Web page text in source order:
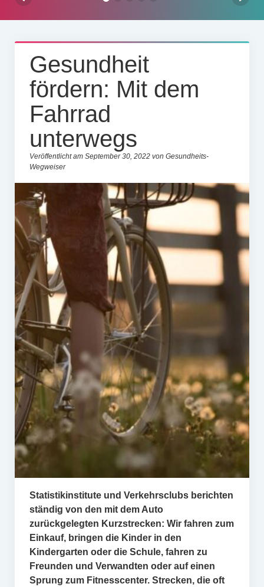
Gesundheit
fördern: Mit dem
Fahrrad
unterwegs
Veröffentlicht am September 30, 2022 von Gesundheits-
Wegweiser
Statistikinstitute und Verkehrsclubs berichten
ständig von den mit dem Auto
zurückgelegten Kurzstrecken: Wir fahren zum
Einkauf, bringen die Kinder in den
Kindergarten oder die Schule, fahren zu
Freunden und Verwandten oder auf einen
Sprung zum Fitnesscenter. Strecken, die oft